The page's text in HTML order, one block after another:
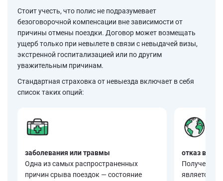
Стоит учесть, что полис не подразумевает
безоговорочной компенсации вне зависимости от
причины отмены поездки. Договор может возмещать
ущерб только при невылете в связи с невыдачей визы,
экстренной госпитализацией или по другим
уважительным причинам.
Стандартная страховка от невыезда включает в себя
список таких опций:
заболевания или травмы
Одна из самых распространенных
причин срыва поездок — состояние
отказ в визе
Получение
является